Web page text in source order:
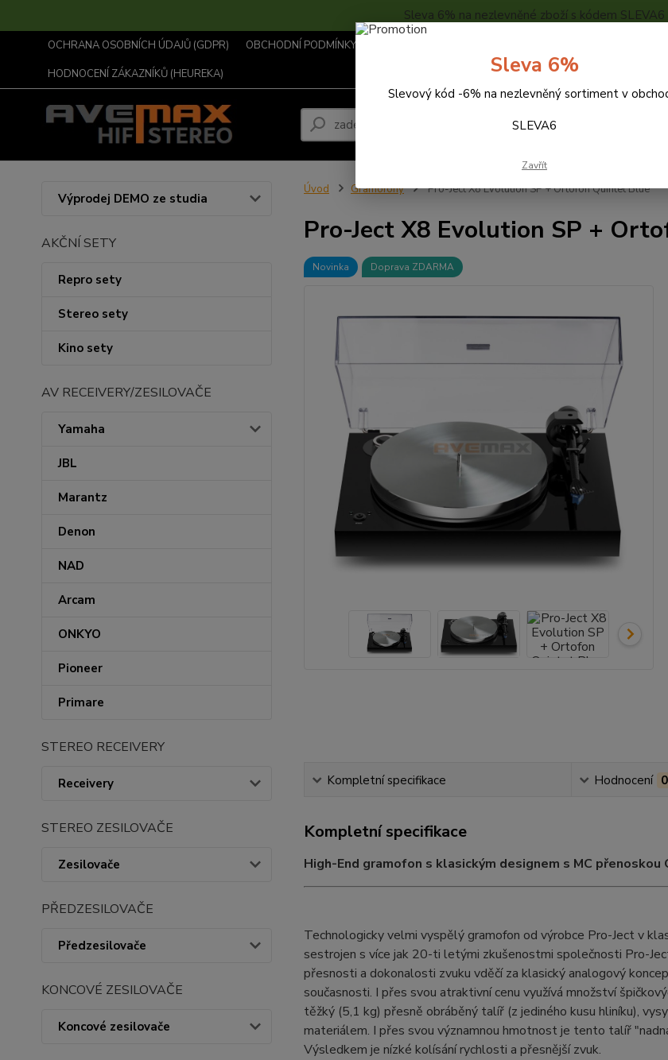
Sleva 6% na nezlevněné zboží s kódem SLEVA6
OCHRANA OSOBNÍCH ÚDAJŮ (GDPR) OBCHODNÍ PODMÍNKY ...
HODNOCENÍ ZÁKAZNÍKŮ (HEUREKA)
Hledat
Výprodej DEMO ze studia
AKČNÍ SETY
Repro sety
Stereo sety
Kino sety
AV RECEIVERY/ZESILOVAČE
Yamaha
JBL
Marantz
Denon
NAD
Arcam
ONKYO
Pioneer
Primare
STEREO RECEIVERY
Receivery
STEREO ZESILOVAČE
Zesilovače
PŘEDZESILOVAČE
Předzesilovače
KONCOVÉ ZESILOVAČE
Koncové zesilovače
Úvod Gramofony Pro-Ject X8 Evolution SP + Ortofon Quintet Blue
Pro-Ject X8 Evolution SP +
Novinka Doprava ZDARMA
Kompletní specifikace Hodnocení 0
Kompletní specifikace
High-End gramofon s klasickým designem s MC přenoskou
Technologicky velmi vyspělý gramofon od výrobce Pro-Ject v
sestrojen s více jak 20-ti letými zkušenostmi společnosti Pro-
přesnosti a dokonalosti zvuku vděčí za klasický analogový
současnosti. I přes svou atraktivní cenu využívá množství
těžký (5,1 kg) přesně obráběný talíř (z jediného kusu hliníku),
materiálem. I přes svou významnou hmotnost je tento talíř
Výsledkem je nízké kolísání rychlosti a přesnější zvuk.
Sleva 6%
Slevový kód -6% na nezlevněný sortiment v
SLEVA6
Zavřít